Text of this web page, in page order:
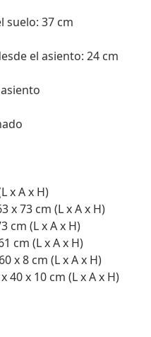
suelo: 37 cm
el asiento: 24 cm
x A x H)
x 73 cm (L x A x H)
cm (L x A x H)
cm (L x A x H)
x 8 cm (L x A x H)
40 x 10 cm (L x A x H)